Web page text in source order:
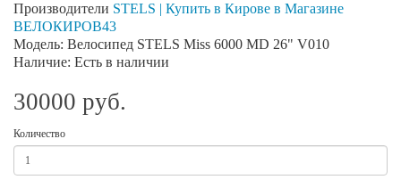
Производители STELS | Купить в Кирове в Магазине
ВЕЛОКИРОВ43
Модель: Велосипед STELS Miss 6000 MD 26" V010
Наличие: Есть в наличии
30000 руб.
Количество